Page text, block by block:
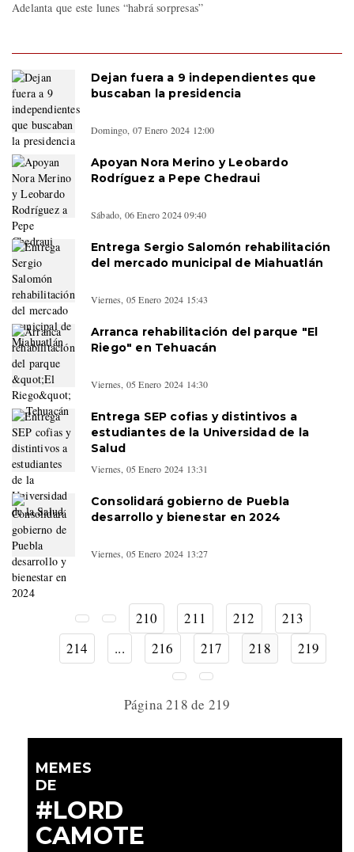
Adelanta que este lunes “habrá sorpresas”
Dejan fuera a 9 independientes que
buscaban la presidencia
Domingo, 07 Enero 2024 12:00
Apoyan Nora Merino y Leobardo
Rodríguez a Pepe Chedraui
Sábado, 06 Enero 2024 09:40
Entrega Sergio Salomón rehabilitación
del mercado municipal de Miahuatlán
Viernes, 05 Enero 2024 15:43
Arranca rehabilitación del parque "El
Riego" en Tehuacán
Viernes, 05 Enero 2024 14:30
Entrega SEP cofias y distintivos a
estudiantes de la Universidad de la
Salud
Viernes, 05 Enero 2024 13:31
Consolidará gobierno de Puebla
desarrollo y bienestar en 2024
Viernes, 05 Enero 2024 13:27
210 211 212
213
214
... 216 217 218 219
Página 218 de 219
MEMES
DE
#LORD
CAMOTE